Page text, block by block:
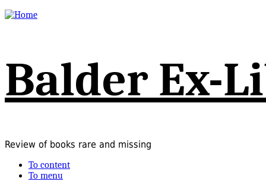
Balder Ex-
Review of books rare and missing
To content
To menu